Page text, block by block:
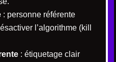
: personne référente
l’algorithme (kill
: étiquetage clair